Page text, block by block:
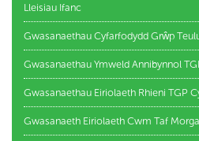
Lleisiau Ifanc
Gwasanaethau Cyfarfodydd Grŵp
Gwasanaethau Ymweld Annibynnol
Gwasanaethau Eiriolaeth Rhieni TGP
Gwasanaeth Eiriolaeth Cwm Taf